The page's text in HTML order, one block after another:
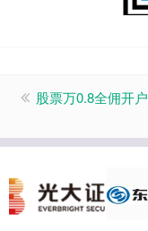
股票万0.8全佣开户